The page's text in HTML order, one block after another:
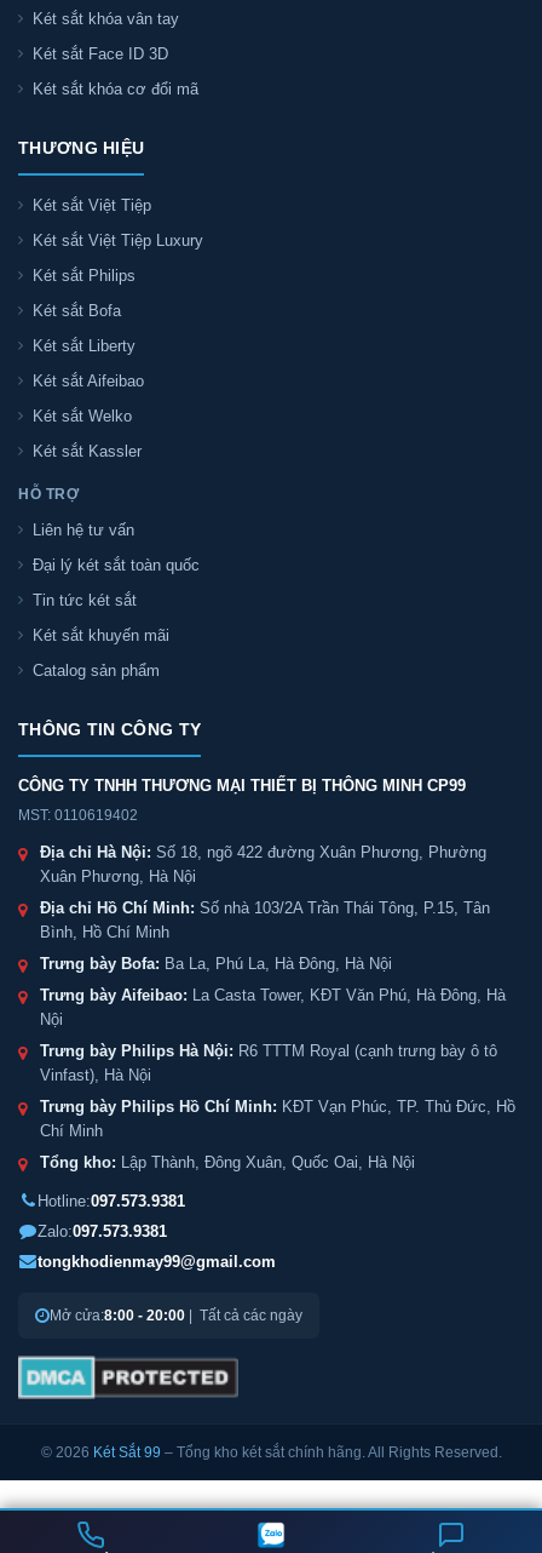
Két sắt khóa vân tay
Két sắt Face ID 3D
Két sắt khóa cơ đổi mã
THƯƠNG HIỆU
Két sắt Việt Tiệp
Két sắt Việt Tiệp Luxury
Két sắt Philips
Két sắt Bofa
Két sắt Liberty
Két sắt Aifeibao
Két sắt Welko
Két sắt Kassler
HỖ TRỢ
Liên hệ tư vấn
Đại lý két sắt toàn quốc
Tin tức két sắt
Két sắt khuyến mãi
Catalog sản phẩm
THÔNG TIN CÔNG TY
CÔNG TY TNHH THƯƠNG MẠI THIẾT BỊ THÔNG MINH CP99
MST: 0110619402
Địa chỉ Hà Nội: Số 18, ngõ 422 đường Xuân Phương, Phường
Xuân Phương, Hà Nội
Địa chỉ Hồ Chí Minh: Số nhà 103/2A Trần Thái Tông, P.15, Tân
Bình, Hồ Chí Minh
Trưng bày Bofa: Ba La, Phú La, Hà Đông, Hà Nội
Trưng bày Aifeibao: La Casta Tower, KĐT Văn Phú, Hà Đông, Hà
Nội
Trưng bày Philips Hà Nội: R6 TTTM Royal (cạnh trưng bày ô tô
Vinfast), Hà Nội
Trưng bày Philips Hồ Chí Minh: KĐT Vạn Phúc, TP. Thủ Đức, Hồ
Chí Minh
Tổng kho: Lập Thành, Đông Xuân, Quốc Oai, Hà Nội
Hotline:097.573.9381
Zalo:097.573.9381
tongkhodienmay99@gmail.com
Mở cửa:8:00 - 20:00 | Tất cả các ngày
© 2026 Két Sắt 99 – Tổng kho két sắt chính hãng. All Rights Reserved.